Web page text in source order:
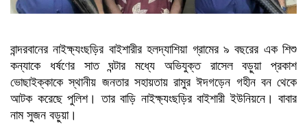
বান্দরবানের নাইক্ষ্যংছড়ির বাইশারীর হলদ্যাশিয়া গ্রামের ৯ বছরের এক শিশু
কন্যাকে ধর্ষণের সাত ঘন্টার মধ্যে অভিযুক্ত রাসেল বড়ুয়া প্রকাশ
ভোছাইক্কাকে স্থানীয় জনতার সহায়তায় রামুর ঈদগড়েন গহীন বন থেকে
আটক করেছে পুলিশ। তার বাড়ি নাইক্ষ্যংছড়ির বাইশারী ইউনিয়নে। বাবার
নাম সুজন বড়ুয়া।